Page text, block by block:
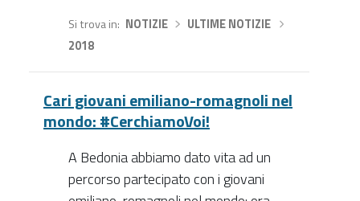
Si trova in NOTIZIE› ULTIME NOTIZIE
2018
Cari giovani emiliano-romagnoli nel
mondo: #CerchiamoVoi!
A Bedonia abbiamo dato vita ad un
percorso partecipato con i giovani